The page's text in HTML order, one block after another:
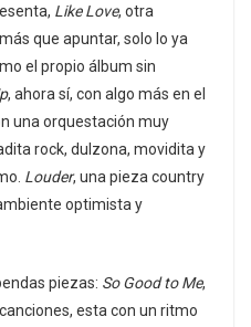
Like Love, otra
que apuntar, solo lo ya
el propio álbum sin
, ahora sí, con algo más en el
una orquestación muy
rock, dulzona, movidita y
Louder, una pieza country
optimista y
piezas: So Good to Me,
esta con un ritmo